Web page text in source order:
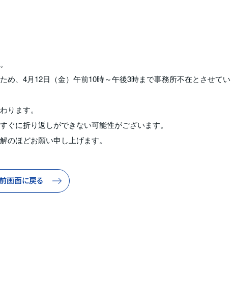
め、4月12日（金）午前10時～午後3時まで事務所不在とさせてい
ります。
ぐに折り返しができない可能性がございます。
のほどお願い申し上げます。
前画面に戻る